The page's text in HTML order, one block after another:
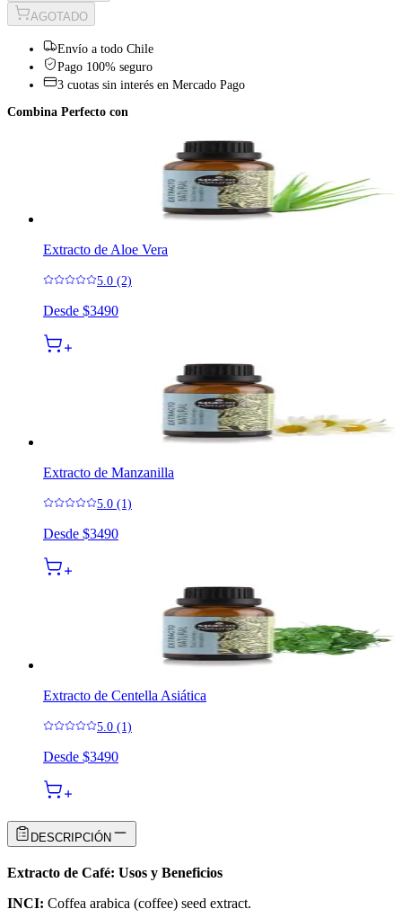
AGOTADO
Envío a todo Chile
Pago 100% seguro
3 cuotas sin interés en Mercado Pago
Combina Perfecto con
Extracto de Aloe Vera
5.0 (2)
Desde $3490
Extracto de Manzanilla
5.0 (1)
Desde $3490
Extracto de Centella Asiática
5.0 (1)
Desde $3490
DESCRIPCIÓN
Extracto de Café: Usos y Beneficios
INCI: Coffea arabica (coffee) seed extract.